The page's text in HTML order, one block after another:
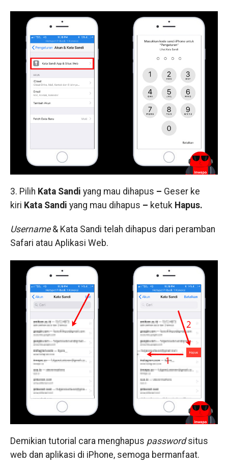
3. Pilih Kata Sandi yang mau dihapus – Geser ke
kiri Kata Sandi yang mau dihapus – ketuk Hapus.
Username& Kata Sandi telah dihapus dari peramban
Safari atau Aplikasi Web.
Demikian tutorial cara menghapus passwordsitus
web dan aplikasi di iPhone, semoga bermanfaat.